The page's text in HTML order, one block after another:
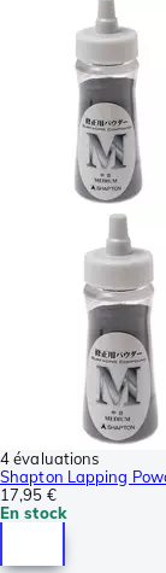
4 évaluations
Shapton Lapping
17,95 €
En stock